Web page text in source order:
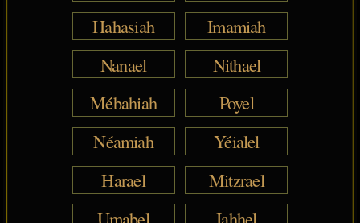
Hahasiah
Imamiah
Nanael
Nithael
Mébahiah
Poyel
Néamiah
Yéialel
Harael
Mitzrael
Umabel
Iahhel